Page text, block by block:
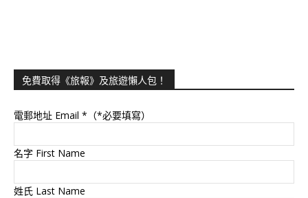
免費取得《旅報》及旅遊懶人包！
電郵地址 Email *（*必要填寫）
名字 First Name
姓氏 Last Name